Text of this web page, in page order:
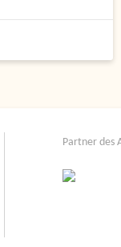
Partner des